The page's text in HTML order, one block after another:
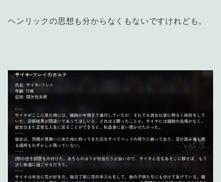
ヘンリックの思想も分からなくもないですけれども。